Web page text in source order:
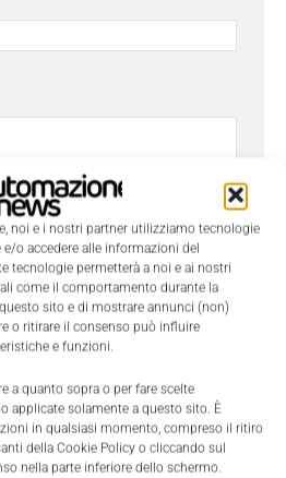
noi e i nostri partner utilizziamo tecnologie
o accedere alle informazioni del
tecnologie permetterà a noi e ai nostri
come il comportamento durante la
sito e di mostrare annunci (non)
o ritirare il consenso può influire
e funzioni.
a quanto sopra o per fare scelte
applicate solamente a questo sito. È
in qualsiasi momento, compreso il ritiro
della Cookie Policy o cliccando sul
nella parte inferiore dello schermo.
Informativa sulla Privacye
dei dati da parte di